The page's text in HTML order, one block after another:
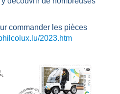
commander les pièces
2023.htm